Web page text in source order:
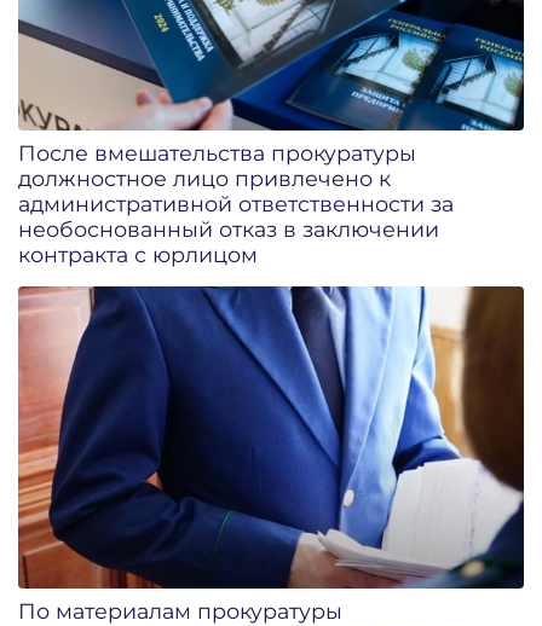
После вмешательства прокуратуры
должностное лицо привлечено к
административной ответственности за
необоснованный отказ в заключении
контракта с юрлицом
По материалам прокуратуры